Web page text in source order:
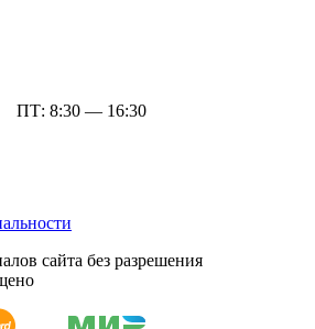
8:30 — 16:30
сайта без разрешения